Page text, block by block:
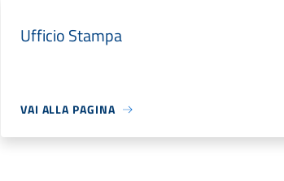
Ufficio Stampa
VAI ALLA PAGINA